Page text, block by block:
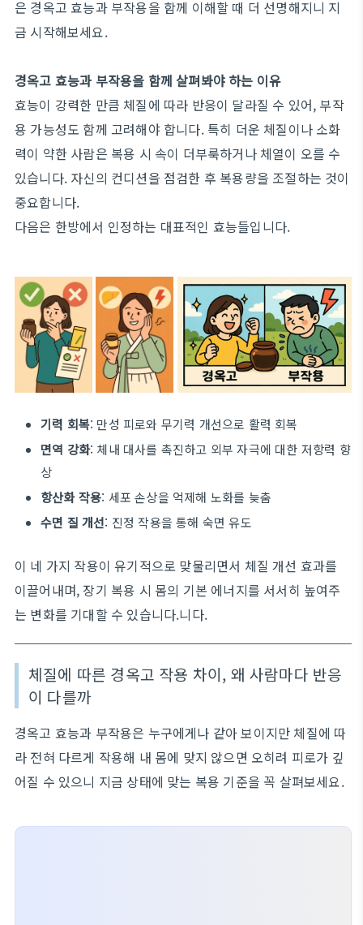
은 경옥고 효능과 부작용을 함께 이해할 때 더 선명해지니 지
금 시작해보세요.
경옥고 효능과 부작용을 함께 살펴봐야 하는 이유
효능이 강력한 만큼 체질에 따라 반응이 달라질 수 있어, 부작
용 가능성도 함께 고려해야 합니다. 특히 더운 체질이나 소화
력이 약한 사람은 복용 시 속이 더부룩하거나 체열이 오를 수
있습니다. 자신의 컨디션을 점검한 후 복용량을 조절하는 것이
중요합니다.
다음은 한방에서 인정하는 대표적인 효능들입니다.
기력 회복: 만성 피로와 무기력 개선으로 활력 회복
면역 강화: 체내 대사를 촉진하고 외부 자극에 대한 저항력 향
상
항산화 작용: 세포 손상을 억제해 노화를 늦춤
수면 질 개선: 진정 작용을 통해 숙면 유도
이 네 가지 작용이 유기적으로 맞물리면서 체질 개선 효과를
이끌어내며, 장기 복용 시 몸의 기본 에너지를 서서히 높여주
는 변화를 기대할 수 있습니다.니다.
체질에 따른 경옥고 작용 차이, 왜 사람마다 반응
이 다를까
경옥고 효능과 부작용은 누구에게나 같아 보이지만 체질에 따
라 전혀 다르게 작용해 내 몸에 맞지 않으면 오히려 피로가 깊
어질 수 있으니 지금 상태에 맞는 복용 기준을 꼭 살펴보세요.